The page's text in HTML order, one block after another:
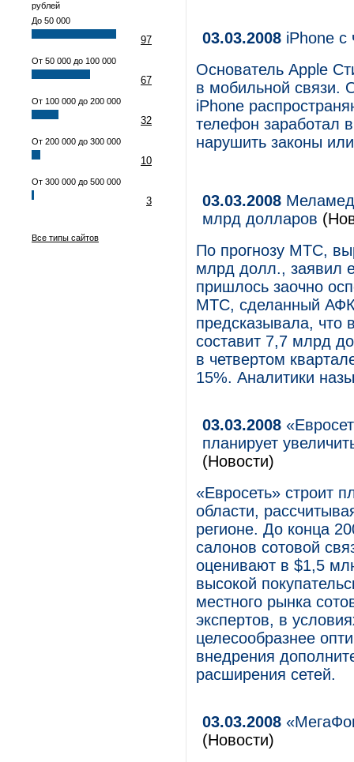
рублей
До 50 000
97
От 50 000 до 100 000
67
От 100 000 до 200 000
32
От 200 000 до 300 000
10
От 300 000 до 500 000
3
Все типы сайтов
03.03.2008 iPhone с
Основатель Apple
в мобильной связи.
iPhone
телефон заработал
нарушить законы
03.03.2008
млрд долларов
По прогнозу МТС,
млрд долл., заявил
пришлось заочно
МТС, сделанный
предсказывала, что
составит 7,7 млрд
в четвертом
15%. Аналитики
03.03.2008
планирует
(Новости)
«Евросеть» строит
области,
регионе. До конца
салонов сотовой
оценивают в $1,5
высокой
местного рынка
экспертов, в
целесообразнее
внедрения
расширения сетей.
03.03.2008
(Новости)